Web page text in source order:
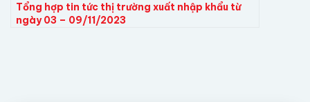
Tổng hợp tin tức thị trường xuất nhập khẩu từ
ngày 03 – 09/11/2023​